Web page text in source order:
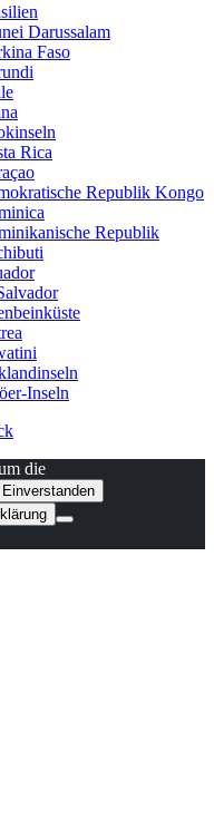
Darussalam
Faso
Rica
Republik Kongo
Republik
Inseln
die
Einverstanden